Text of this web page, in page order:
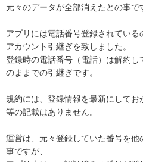
元々のデータが全部消えたとの事で
アプリには電話番号登録されている
アカウント引継ぎを致しました。
登録時の電話番号（電話）は解約
のままでの引継ぎです。
規約には、登録情報を最新にして
等の記載はありません。
運営は、元々登録していた番号を
事ですが、